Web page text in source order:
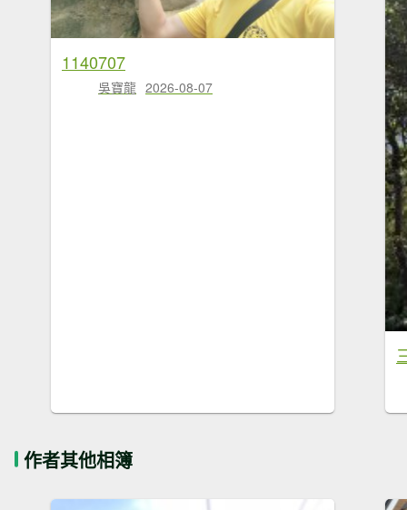
1140707
吳寶龍 2026-08-07
作者其他相簿